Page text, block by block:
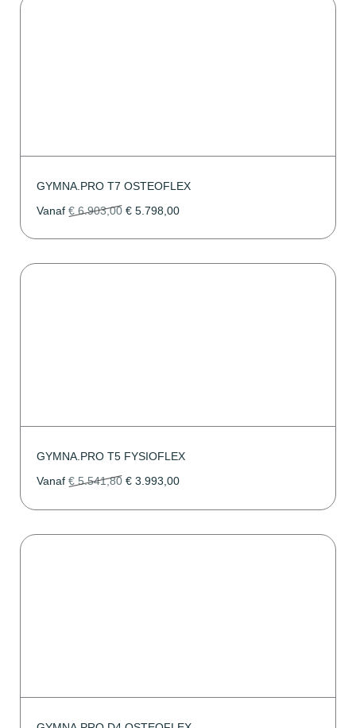
GYMNA.PRO T7 OSTEOFLEX
Vanaf € 6.903,00 € 5.798,00
GYMNA.PRO T5 FYSIOFLEX
Vanaf €5.541,80 € 3.993,00